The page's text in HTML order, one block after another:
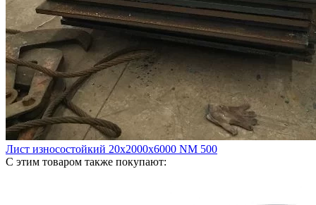
Лист износостойкий 20х2000х6000 NM 500
С этим товаром также покупают: